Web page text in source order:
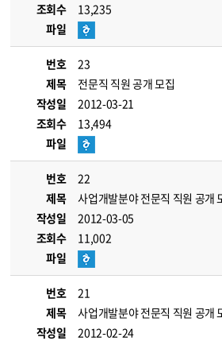
조회수
13,235
파일
번호
23
제목
전문직 직원 공개 모집
작성일
2012-03-21
조회수
13,494
파일
번호
22
제목
사업개발분야 전문직 직원 공개
작성일
2012-03-05
조회수
11,002
파일
번호
21
제목
사업개발분야 전문직 직원 공개
작성일
2012-02-24